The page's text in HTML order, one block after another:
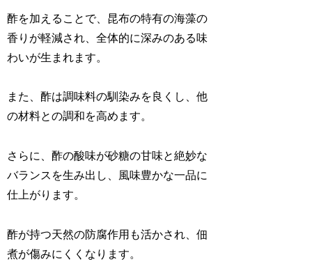
酢を加えることで、昆布の特有の海藻の
香りが軽減され、全体的に深みのある味
わいが生まれます。
また、酢は調味料の馴染みを良くし、他
の材料との調和を高めます。
さらに、酢の酸味が砂糖の甘味と絶妙な
バランスを生み出し、風味豊かな一品に
仕上がります。
酢が持つ天然の防腐作用も活かされ、佃
煮が傷みにくくなります。